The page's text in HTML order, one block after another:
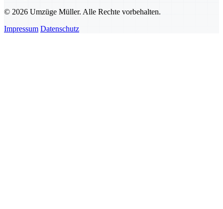
© 2026 Umzüge Müller. Alle Rechte vorbehalten.
Impressum Datenschutz